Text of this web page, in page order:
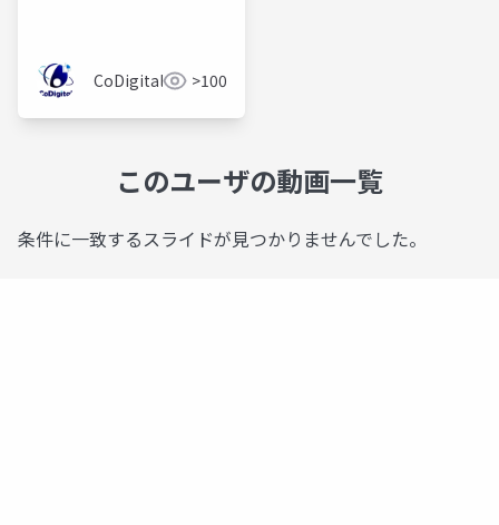
CoDigital >100
このユーザの動画一覧
条件に一致するスライドが見つかりませんでした。